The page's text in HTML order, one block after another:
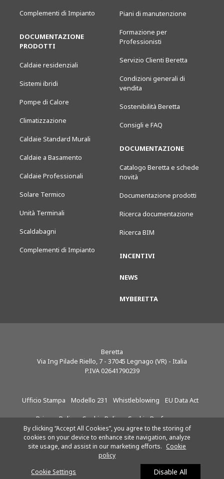
Complementi di Impianto
DOCUMENTAZIONE
PRODOTTI
Caldaie residenziali
Sistemi ibridi
Pompe di Calore
Climatizzazione
Caldaie Standard Murali
Caldaie a Basamento
Caldaie Professionali
Solare Termico
Unità Terminali
Scaldabagni
Complementi di Impianto
Piani di manutenzione
Formazione per
Professionisti
Servizio Clienti Beretta
Condizioni generali di
vendita
Sostenibilità Beretta
Consigli e FAQ
DOCUMENTAZIONE
Catalogo Beretta e schede
novità
Documentazione prodotti
Ricerca documentazione
Ricerca BIM
INCENTIVI
NEWS
MYBERETTA
Beretta
Via Ing Pilade Riello, 7 - 37045 Legnago (VR) - Italia
P.IVA 02641790239
Ufficio Stampa Modello 231 Whistleblowing EU Data Act
Privacy Policy Cookie Policy Cookie Preferences
DIREZIONE E AL
Seguici su:
By clicking “Accept All Cookies”, you agree to the storing of
cookies on your device to enhance site navigation, analyze
site usage, and assist in our marketing efforts. Cookie
policy
Cookie Settings
Disable All